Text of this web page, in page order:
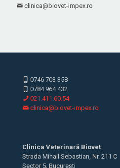
clinica@biovet-impex.ro
0746 703 358
0784 964 432
021.411.60.54
clinica@biovet-impex.ro
Clinica Veterinară Biovet
Strada Mihail Sebastian, Nr. 211 C
Sector 5, București